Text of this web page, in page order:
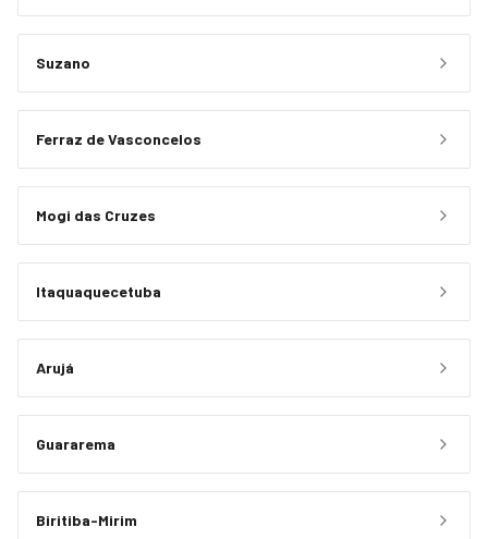
Suzano
Ferraz de Vasconcelos
Mogi das Cruzes
Itaquaquecetuba
Arujá
Guararema
Biritiba-Mirim